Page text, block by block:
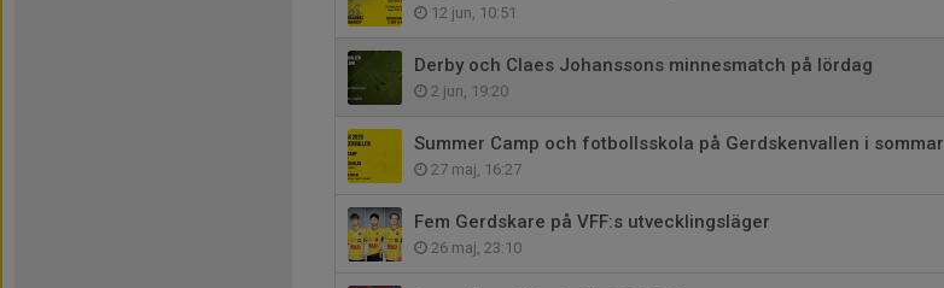
12 jun, 10:51
Derby och Claes Johanssons minnesmatch på lördag
2 jun, 19:20
Summer Camp och fotbollsskola på Gerdskenvallen i sommar
27 maj, 16:27
Fem Gerdskare på VFF:s utvecklingsläger
26 maj, 23:10